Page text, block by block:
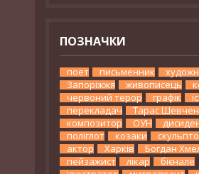
ПОЗНАЧКИ
поет письменник
Запоріжжя
живописець
червоний терор
графік
перекладач
Тарас
композитор
ОУН
поліглот
козаки
актор
Харків
Богдан
пейзажист
лікар
бієнале